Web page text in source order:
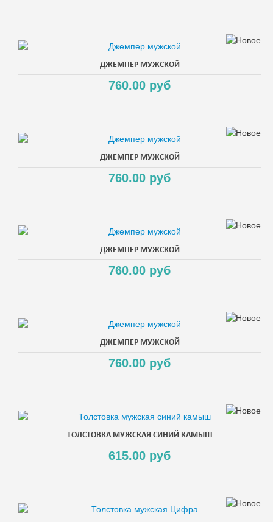
ДЖЕМПЕР МУЖСКОЙ
760.00 руб
ДЖЕМПЕР МУЖСКОЙ
760.00 руб
ДЖЕМПЕР МУЖСКОЙ
760.00 руб
ДЖЕМПЕР МУЖСКОЙ
760.00 руб
ТОЛСТОВКА МУЖСКАЯ СИНИЙ КАМЫШ
615.00 руб